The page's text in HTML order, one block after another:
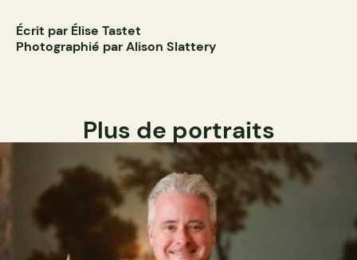
Écrit par Élise Tastet
Photographié par Alison Slattery
Plus de portraits